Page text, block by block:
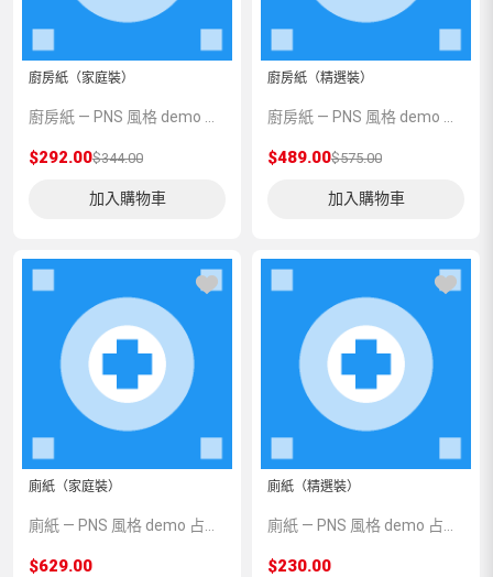
廚房紙（家庭裝）
$292.00$344.00
加入購物車
廚房紙（精選裝）
$489.00$575.00
加入購物車
廁紙（家庭裝）
$629.00
廁紙（精選裝）
$230.00